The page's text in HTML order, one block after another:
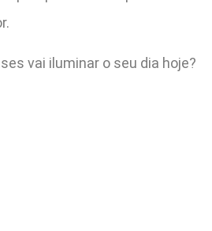
vai iluminar o seu dia hoje?